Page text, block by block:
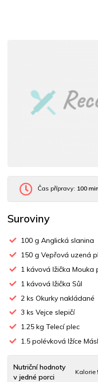
Čas přípravy: 100
Suroviny
100 g Anglická slanina
150 g Vepřová uzená
1 kávová lžička Mouka
1 kávová lžička Sůl
2 ks Okurky nakládané
3 ks Vejce slepičí
1.25 kg Telecí plec
1.5 polévková lžíce
Nutriční hodnoty
v jedné porci
Kalorie